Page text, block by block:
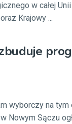
w całej
Krajowy ...
wyborczy na
Nowym Sączu